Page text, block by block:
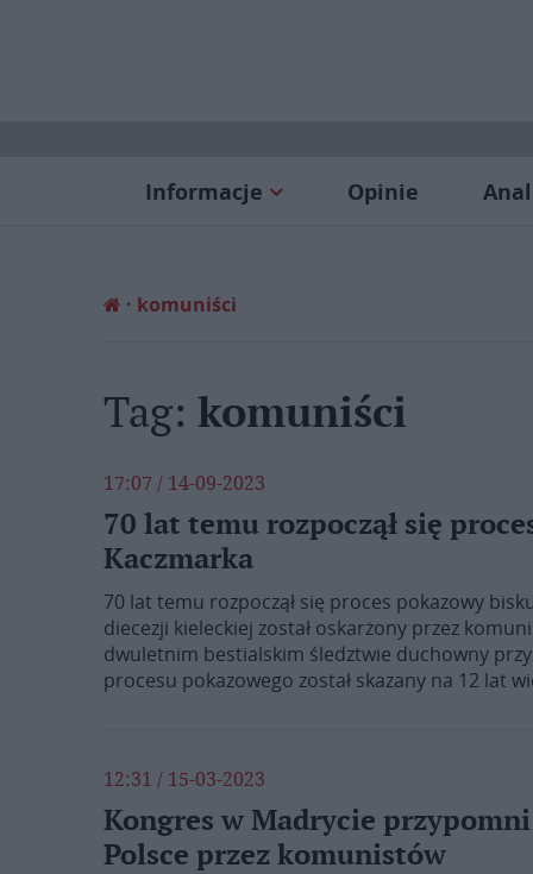
Informacje Opinie
komuniści
Tag: komuniści
17:07 / 14-09-2023
70 lat temu rozpoczął się
Kaczmarka
70 lat temu rozpoczął się proces pokazowy
diecezji kieleckiej został oskarżony przez
dwuletnim bestialskim śledztwie duchowny
procesu pokazowego został skazany na 12 lat
12:31 / 15-03-2023
Kongres w Madrycie
Polsce przez komunistów